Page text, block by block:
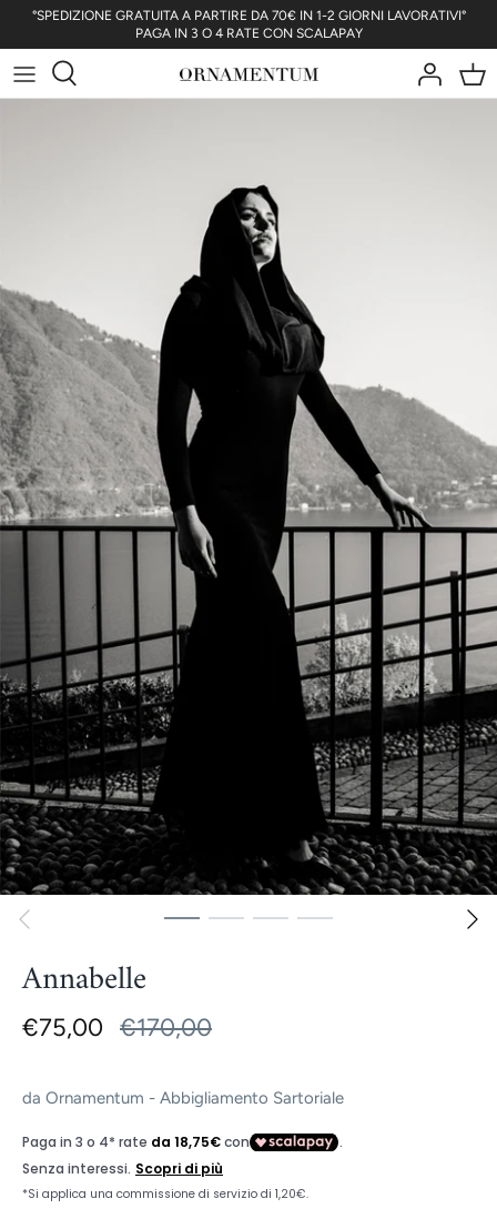
Salta
contenuto
°SPEDIZIONE GRATUITA A PARTIRE DA 70€ IN 1-2 GIORNI LAVORATIVI°
PAGA IN 3 O 4 RATE CON SCALAPAY
Annabelle
€75,00 €170,00
da Ornamentum - Abbigliamento Sartoriale